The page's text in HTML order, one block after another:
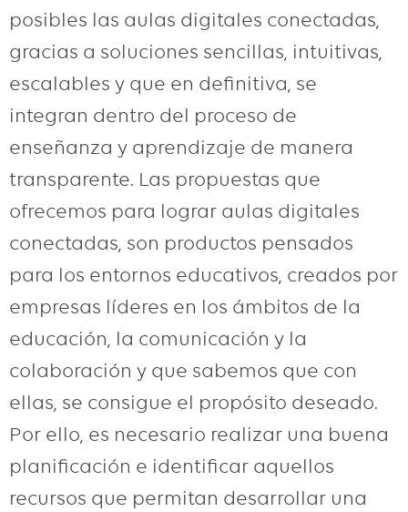
posibles las aulas digitales conectadas,
gracias a soluciones sencillas, intuitivas,
escalables y que en definitiva, se
integran dentro del proceso de
enseñanza y aprendizaje de manera
transparente. Las propuestas que
ofrecemos para lograr aulas digitales
conectadas, son productos pensados
para los entornos educativos, creados por
empresas líderes en los ámbitos de la
educación, la comunicación y la
colaboración y que sabemos que con
ellas, se consigue el propósito deseado.
Por ello, es necesario realizar una buena
planificación e identificar aquellos
recursos que permitan desarrollar una